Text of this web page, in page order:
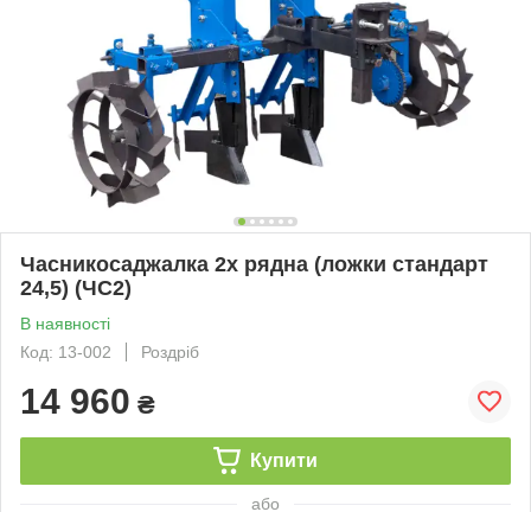
Часникосаджалка 2х рядна (ложки стандарт
24,5) (ЧС2)
В наявності
Код: 13-002
Роздріб
14 960 ₴
Купити
або